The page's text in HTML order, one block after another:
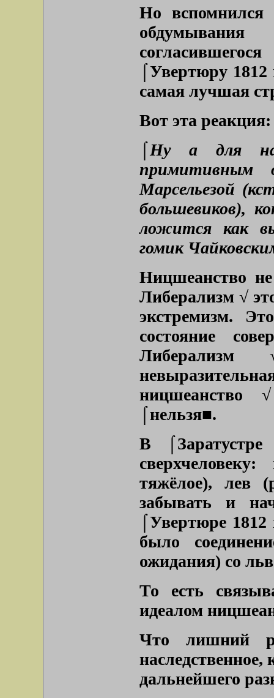
Но вспомнился
⌠Увертюру 1812
самая лучшая
Вот эта реакция:
⌠Ну а для
примитивным
Марсельезой
большевиков),
ложится как
гомик
Ницшеанство
Либерализм √
экстремизм.
состояние
ницшеанство
⌠нельзя■.
В
тяжёлое), лев
забывать и
⌠Увертюре
было
ожидания) со
То есть
идеалом
Что лишний
дальнейшего